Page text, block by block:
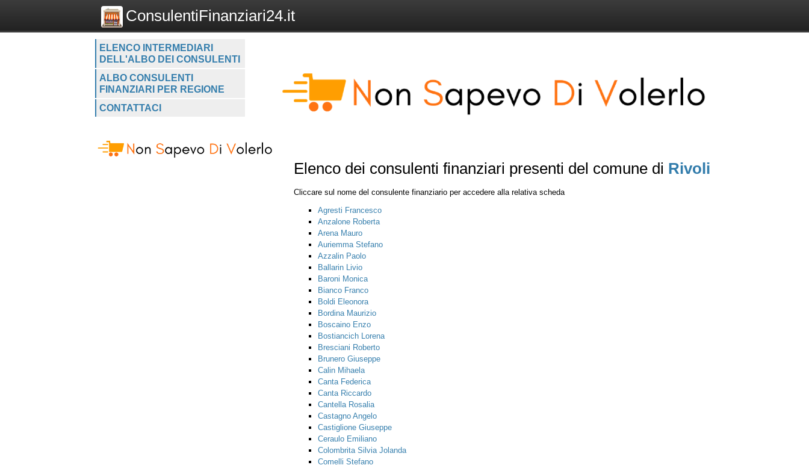
ConsulentiFinanziari24.it
ELENCO INTERMEDIARI
DELL'ALBO DEI CONSULENTI
ALBO CONSULENTI
FINANZIARI PER REGIONE
CONTATTACI
Elenco dei consulenti finanziari presenti del comune di Rivoli
Cliccare sul nome del consulente finanziario per accedere alla relativa scheda
Agresti Francesco
Anzalone Roberta
Arena Mauro
Auriemma Stefano
Azzalin Paolo
Ballarin Livio
Baroni Monica
Bianco Franco
Boldi Eleonora
Bordina Maurizio
Boscaino Enzo
Bostiancich Lorena
Bresciani Roberto
Brunero Giuseppe
Calin Mihaela
Canta Federica
Canta Riccardo
Cantella Rosalia
Castagno Angelo
Castiglione Giuseppe
Ceraulo Emiliano
Colombrita Silvia Jolanda
Comelli Stefano